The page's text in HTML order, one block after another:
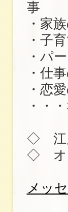
事
・家
・子
・パ
・仕
・恋
・・
◇ 江
◇ オ
メッ